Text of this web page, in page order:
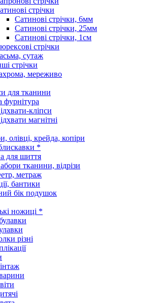
стрічки
Сатинові стрічки, 6мм
Сатинові стрічки, 25мм
Сатинові стрічки, 1см
стрічки
сутаж
стрічки
мереживо
для тканини
кліпси
магнітні
олівці, крейда, копіри
*
для шиття
тканини, відрізи
метраж
бантики
бік подушок
ножиці *
різні